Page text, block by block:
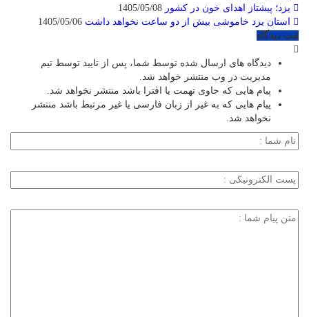
یزد؛ پیشتاز اهدای خون در کشور
استان یزد خاموشی بیش از دو ساعت نخواهد داشت
ثبت دیدگاه
دیدگاه های ارسال شده توسط شما، پس از تایید توسط تیم
مدیریت در وب منتشر خواهد شد.
پیام هایی که حاوی تهمت یا افترا باشد منتشر نخواهد شد.
پیام هایی که به غیر از زبان فارسی یا غیر مرتبط باشد منتشر
نخواهد شد.